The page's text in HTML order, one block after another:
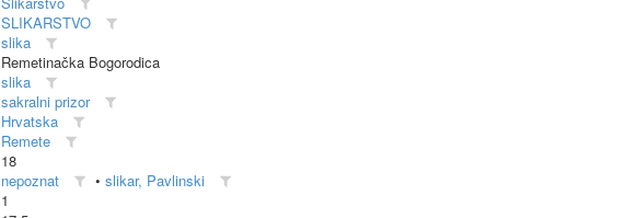
SLIKARSTVO
slika
Remetinačka Bogorodica
slika
sakralni prizor
Hrvatska
Remete
18
nepoznat • slikar, Pavlinski
1